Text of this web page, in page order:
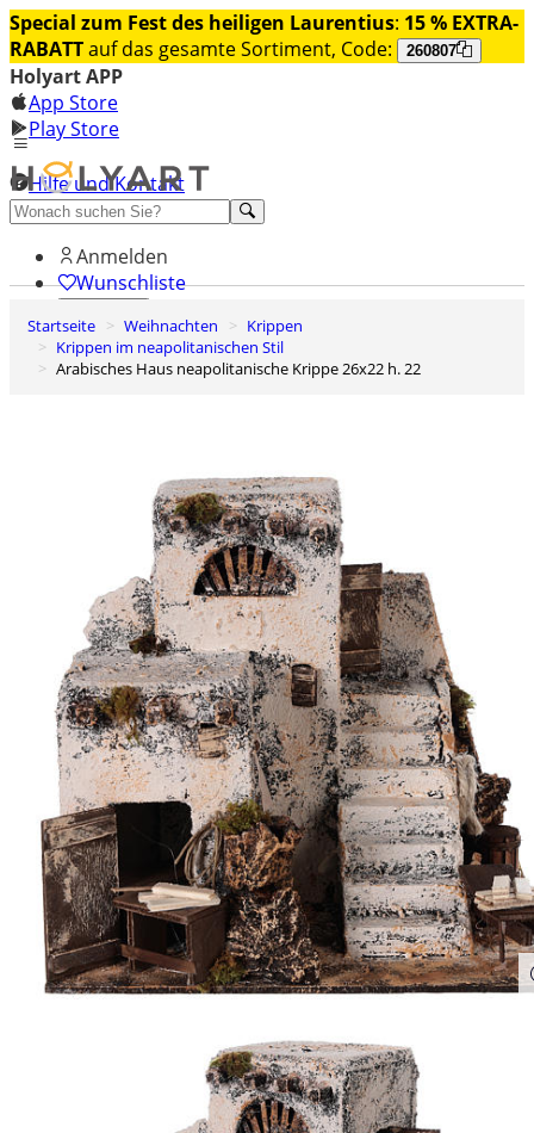
Special zum Fest des heiligen Laurentius: 15 % EXTRA-
RABATTauf das gesamte Sortiment, Code: 260807
Holyart APP
App Store
Play Store
Hilfe und Kontakt
Entdecken Sie Premium
Anmelden
Wunschliste
0
Warenkorb
Startseite Weihnachten
Krippen
Krippen im neapolitanischen Stil
Arabisches Haus neapolitanische Krippe 26x22 h. 22